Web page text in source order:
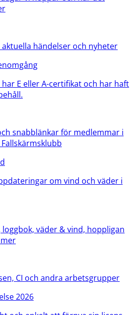
aktuella händelser och nyheter
har E eller A-certifikat och har haft
snabblänkar för medlemmar i
om vind och väder i
väder & vind, hoppligan
CI och andra arbetsgrupper
2026